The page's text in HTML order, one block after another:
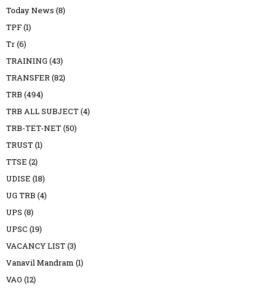
Today News (8)
TPF(1)
Tr(6)
TRAINING (43)
TRANSFER(82)
TRB (494)
TRB ALL SUBJECT(4)
TRB-TET-NET(50)
TRUST(1)
TTSE (2)
UDISE (18)
UG TRB (4)
UPS (8)
UPSC (19)
VACANCY LIST(3)
Vanavil Mandram (1)
VAO (12)